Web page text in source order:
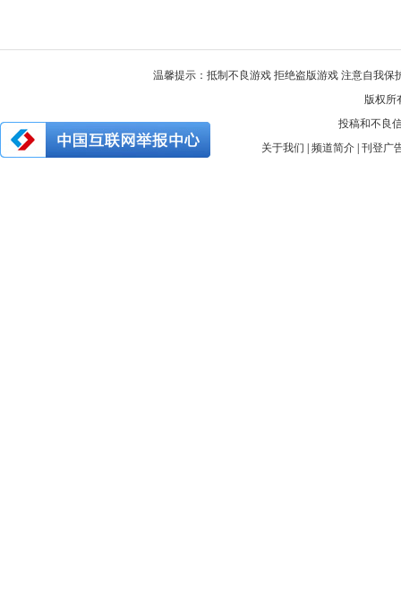
温馨提示：抵制不良游戏 拒绝盗版游戏 注意自我
版权所
投稿和不良
关于我们
频道简介 刊登广